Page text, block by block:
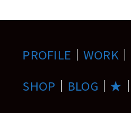
PROFILE ｜ WORK ｜
SHOP ｜ BLOG ｜ ★ ｜